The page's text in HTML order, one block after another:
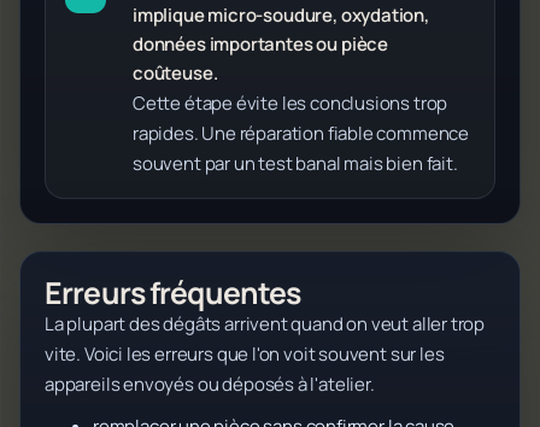
implique micro-soudure, oxydation,
données importantes ou pièce
coûteuse.
Cette étape évite les conclusions trop
rapides. Une réparation fiable commence
souvent par un test banal mais bien fait.
Erreurs fréquentes
La plupart des dégâts arrivent quand on veut aller trop
vite. Voici les erreurs que l'on voit souvent sur les
appareils envoyés ou déposés à l'atelier.